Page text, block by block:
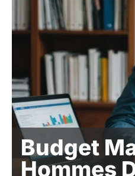
Budget
Hommes